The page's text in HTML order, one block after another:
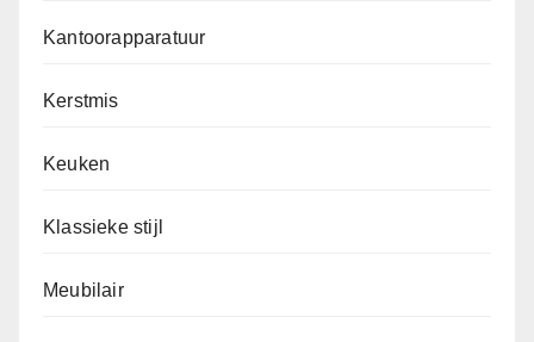
Kantoorapparatuur
Kerstmis
Keuken
Klassieke stijl
Meubilair